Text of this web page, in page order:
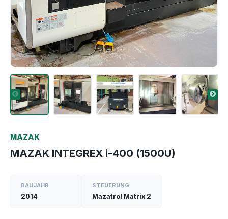
MAZAK
MAZAK INTEGREX i-400 (1500U)
BAUJAHR
2014
STEUERUNG
Mazatrol Matrix 2